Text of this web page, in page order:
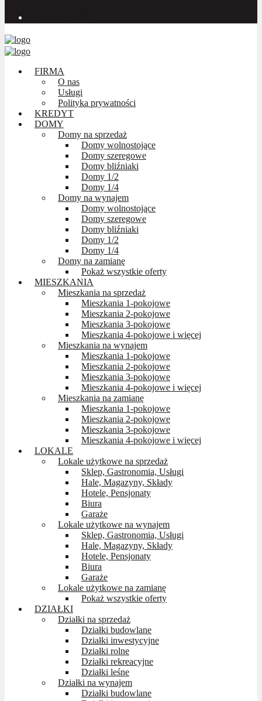
FIRMA
O nas
Usługi
Polityka prywatności
KREDYT
DOMY
Domy na sprzedaż
Domy wolnostojące
Domy szeregowe
Domy bliźniaki
Domy 1/2
Domy 1/4
Domy na wynajem
Domy wolnostojące
Domy szeregowe
Domy bliźniaki
Domy 1/2
Domy 1/4
Domy na zamianę
Pokaż wszystkie oferty
MIESZKANIA
Mieszkania na sprzedaż
Mieszkania 1-pokojowe
Mieszkania 2-pokojowe
Mieszkania 3-pokojowe
Mieszkania 4-pokojowe i więcej
Mieszkania na wynajem
Mieszkania 1-pokojowe
Mieszkania 2-pokojowe
Mieszkania 3-pokojowe
Mieszkania 4-pokojowe i więcej
Mieszkania na zamianę
Mieszkania 1-pokojowe
Mieszkania 2-pokojowe
Mieszkania 3-pokojowe
Mieszkania 4-pokojowe i więcej
LOKALE
Lokale użytkowe na sprzedaż
Sklep, Gastronomia, Usługi
Hale, Magazyny, Składy
Hotele, Pensjonaty
Biura
Garaże
Lokale użytkowe na wynajem
Sklep, Gastronomia, Usługi
Hale, Magazyny, Składy
Hotele, Pensjonaty
Biura
Garaże
Lokale użytkowe na zamianę
Pokaż wszystkie oferty
DZIAŁKI
Działki na sprzedaż
Działki budowlane
Działki inwestycyjne
Działki rolne
Działki rekreacyjne
Działki leśne
Działki na wynajem
Działki budowlane